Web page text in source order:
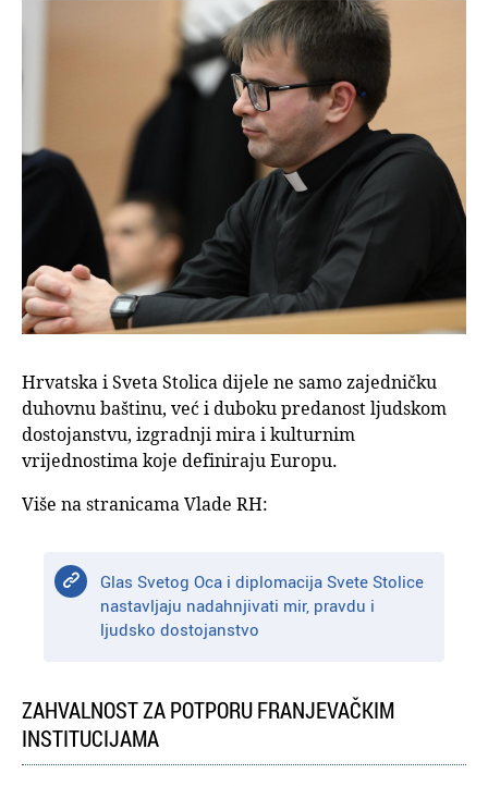
Hrvatska i Sveta Stolica dijele ne samo zajedničku
duhovnu baštinu, već i duboku predanost ljudskom
dostojanstvu, izgradnji mira i kulturnim
vrijednostima koje definiraju Europu.
Više na stranicama Vlade RH:
Glas Svetog Oca i diplomacija Svete Stolice
nastavljaju nadahnjivati mir, pravdu i
ljudsko dostojanstvo
ZAHVALNOST ZA POTPORU FRANJEVAČKIM
INSTITUCIJAMA